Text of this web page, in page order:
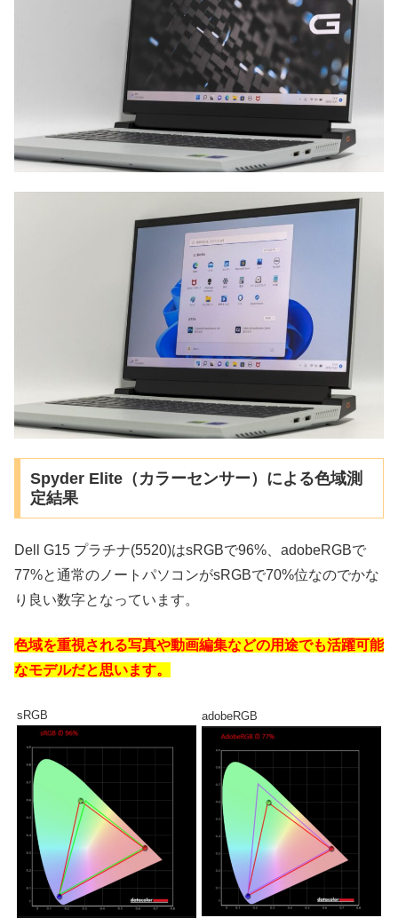
Spyder Elite（カラーセンサー）による色域測
定結果
Dell G15 プラチナ(5520)はsRGBで96%、adobeRGBで
77%と通常のノートパソコンがsRGBで70%位なのでかな
り良い数字となっています。
色域を重視される写真や動画編集などの用途でも活躍可能
なモデルだと思います。
sRGB adobeRGB